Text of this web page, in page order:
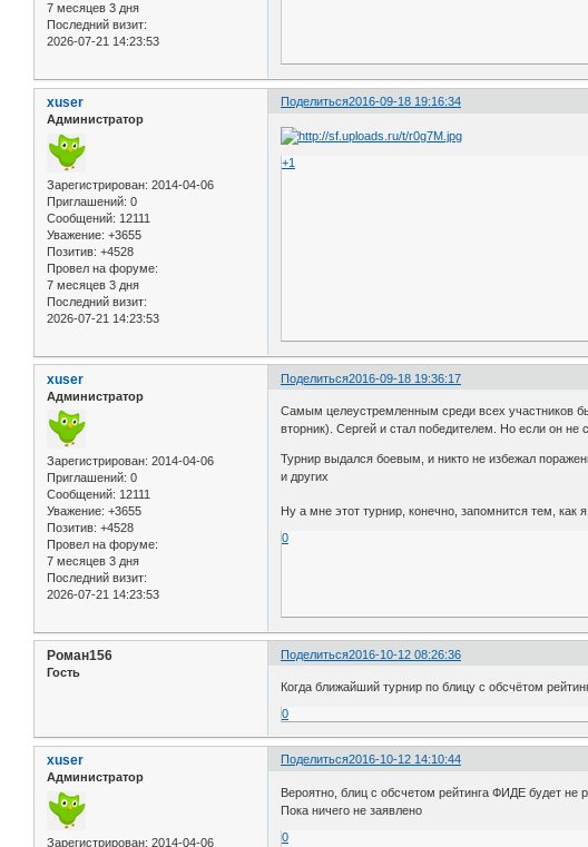
7 месяцев 3 дня
Последний визит:
2026-07-21 14:23:53
Поделиться2016-09-18 19:16:34
xuser
Администратор
Зарегистрирован: 2014-04-06
Приглашений: 0
Сообщений: 12111
Уважение: +3655
Позитив: +4528
Провел на форуме:
7 месяцев 3 дня
Последний визит:
2026-07-21 14:23:53
+1
Поделиться2016-09-18 19:36:17
xuser
Администратор
Зарегистрирован: 2014-04-06
Приглашений: 0
Сообщений: 12111
Уважение: +3655
Позитив: +4528
Провел на форуме:
7 месяцев 3 дня
Последний визит:
2026-07-21 14:23:53
Самым целеустремленным среди всех участников
вторник). Сергей и стал победителем. Но если он
Турнир выдался боевым, и никто не избежал
и других
Ну а мне этот турнир, конечно, запомнится тем,
0
Поделиться2016-10-12 08:26:36
Роман156
Гость
Когда ближайший турнир по блицу с обсчётом
0
Поделиться2016-10-12 14:10:44
xuser
Администратор
Зарегистрирован: 2014-04-06
Вероятно, блиц с обсчетом рейтинга ФИДЕ будет не
Пока ничего не заявлено
0